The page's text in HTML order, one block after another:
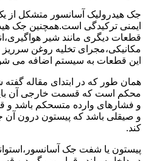
جک هیدرولیک آسانسور متشکل از
ایمنی ترکیدگی است.همچنین جک
قطعات دیگری مانند شیر
مکانیکی،مجرای تخلیه روغن
این قطعات به سیستم اضافه می
همان طور که در ابتدای مقاله
محکم است که قسمت خارجی آن
و فشارهای وارده متسحکم باشد و
و صیقلی باشد که پیستون درون
کند.
پیستون یا شفت جک